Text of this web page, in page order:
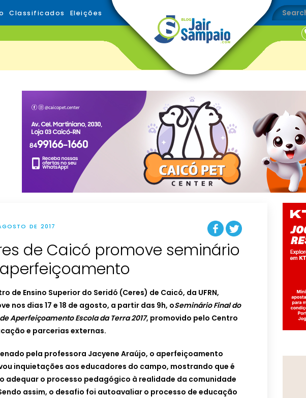
Classificados Eleições
DE 2017
de Caicó promove seminário
de Ensino Superior do Seridó (Ceres) de Caicó, da UFRN,
nos dias 17 e 18 de agosto, a partir das 9h, oSeminário Final do
Aperfeiçoamento Escola da Terra 2017, promovido pelo Centro
e parcerias externas.
pela professora Jacyene Araújo, o aperfeiçoamento
inquietações aos educadores do campo, mostrando que é
adequar o processo pedagógico à realidade da comunidade
assim, o desafio foi autoavaliar o processo de educação